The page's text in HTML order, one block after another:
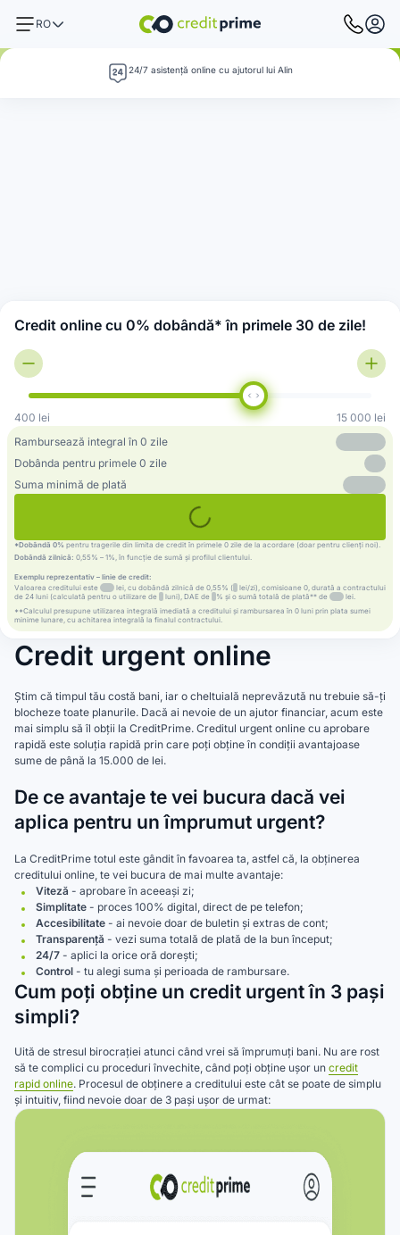
RO
24/7 asistență online cu ajutorul lui Alin
Credit online cu 0% dobândă* în primele 30 de zile!
400 lei 15 000 lei
Rambursează integral în 0 zile
Dobânda pentru primele 0 zile
Suma minimă de plată
*Dobândă 0% pentru tragerile din limita de credit în primele 0 zile de la acordare (doar pentru clienți noi).
Dobândă zilnică: 0,55% – 1%, în funcție de sumă și profilul clientului.
Exemplu reprezentativ – linie de credit:
Valoarea creditului este
lei, cu dobândă zilnică de 0,55% (
lei/zi), comisioane 0, durată a contractului
de 24 luni (calculată pentru o utilizare de
luni), DAE de % și o sumă totală de plată** de
lei.
**Calculul presupune utilizarea integrală imediată a creditului și rambursarea în 0 luni prin plata sumei
minime lunare, cu achitarea integrală la finalul contractului.
Credit urgent online
Știm că timpul tău costă bani, iar o cheltuială neprevăzută nu trebuie să-ți
blocheze toate planurile. Dacă ai nevoie de un ajutor financiar, acum este
mai simplu să îl obții la CreditPrime. Creditul urgent online cu aprobare
rapidă este soluția rapidă prin care poți obține în condiții avantajoase
sume de până la 15.000 de lei.
De ce avantaje te vei bucura dacă vei
aplica pentru un împrumut urgent?
La CreditPrime totul este gândit în favoarea ta, astfel că, la obținerea
creditului online, te vei bucura de mai multe avantaje:
Viteză - aprobare în aceeași zi;
Simplitate - proces 100% digital, direct de pe telefon;
Accesibilitate - ai nevoie doar de buletin și extras de cont;
Transparență - vezi suma totală de plată de la bun început;
24/7 - aplici la orice oră dorești;
Control - tu alegi suma și perioada de rambursare.
Cum poți obține un credit urgent în 3 pași
simpli?
Uită de stresul birocrației atunci când vrei să împrumuți bani. Nu are rost
să te complici cu proceduri învechite, când poți obține ușor un credit
rapid online. Procesul de obținere a creditului este cât se poate de simplu
și intuitiv, fiind nevoie doar de 3 pași ușor de urmat: